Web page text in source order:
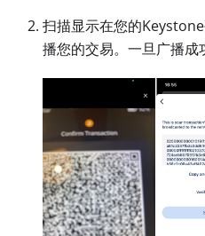
扫描显示在您的
播您的交易。一旦广播成